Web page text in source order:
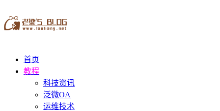
首页
教程
科技资讯
泛微OA
运维技术